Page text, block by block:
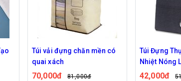
Túi vải đựng chăn mền có
quai xách
70,000đ 81,000đ
Túi Đựng
Nhiệt Nóng
Quả, Vải
42,000đ